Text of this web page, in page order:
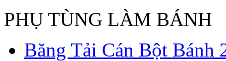
PHỤ TÙNG LÀM BÁNH
Băng Tải Cán Bột Bánh